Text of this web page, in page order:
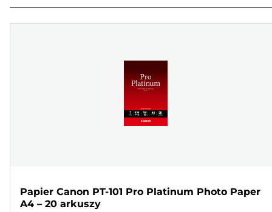
Papier Canon PT-101 Pro Platinum Photo Paper
A4 – 20 arkuszy